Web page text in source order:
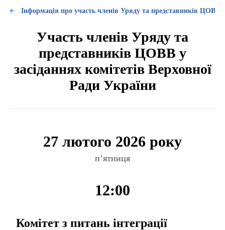
Інформація про участь членів Уряду та представників ЦОВВ
Участь членів Уряду та
представників ЦОВВ у
засіданнях комітетів Верховної
Ради України
27 лютого 2026 року
п’ятниця
12:00
Комітет з питань інтеграції